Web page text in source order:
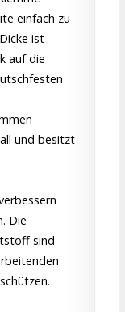
einfach zu
ist
auf die
und besitzt
Die
sind